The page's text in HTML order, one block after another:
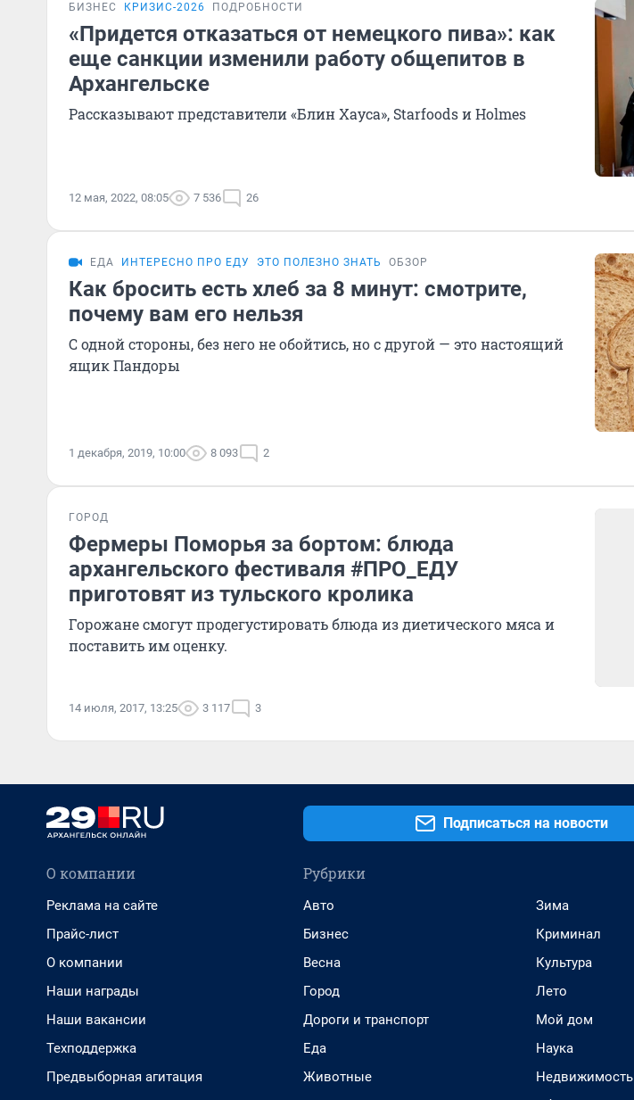
БИЗНЕС КРИЗИС-2026 ПОДРОБНОСТИ
«Придется отказаться от немецкого пива»: как
еще санкции изменили работу общепитов в
Архангельске
Рассказывают представители «Блин Хауса», Starfoods и Holmes
12 мая, 2022, 08:05 7 536 26
ЕДА ИНТЕРЕСНО ПРО ЕДУ ЭТО ПОЛЕЗНО ЗНАТЬ ОБЗОР
Как бросить есть хлеб за 8 минут: смотрите,
почему вам его нельзя
С одной стороны, без него не обойтись, но с другой — это настоящий
ящик Пандоры
1 декабря, 2019, 10:00 8 093 2
ГОРОД
Фермеры Поморья за бортом: блюда
архангельского фестиваля #ПРО_ЕДУ
приготовят из тульского кролика
Горожане смогут продегустировать блюда из диетического мяса и
поставить им оценку.
14 июля, 2017, 13:25 3 117 3
Подписаться на новости
О компании
Реклама на сайте
Прайс-лист
О компании
Наши награды
Наши вакансии
Техподдержка
Предвыборная агитация
Рубрики
Авто
Бизнес
Весна
Город
Дороги и транспорт
Еда
Животные
Зима
Криминал
Культура
Лето
Мой дом
Наука
Недвижимость